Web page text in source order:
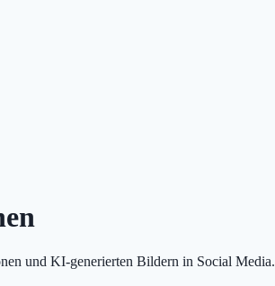
und KI-generierten Bildern in Social Media.